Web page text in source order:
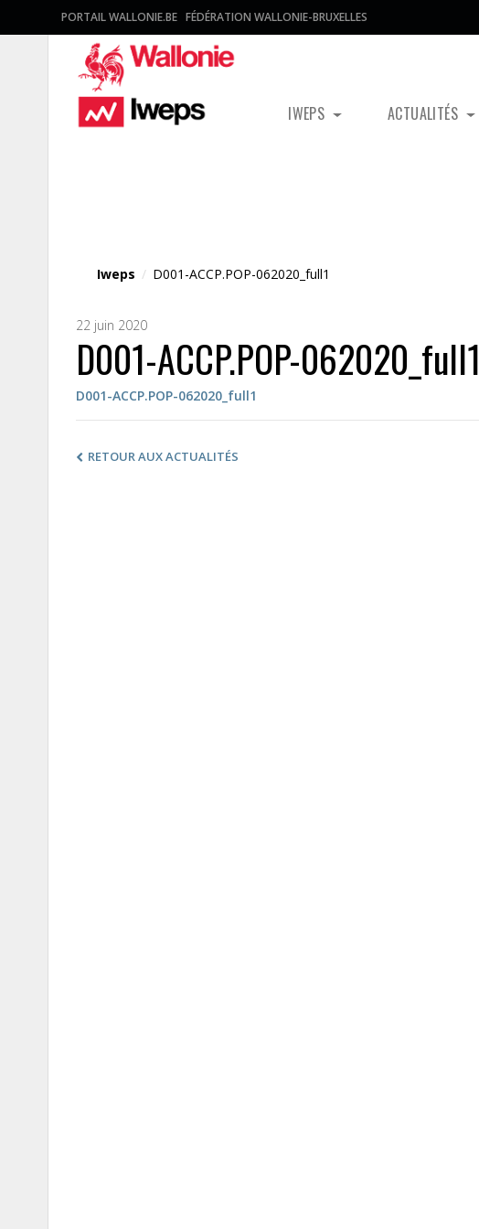
PORTAIL WALLONIE.BE FÉDÉRATION WALLONIE-BRUXELLES
IWEPS ACTUALITÉS
Iweps / D001-ACCP.POP-062020_full1
22 juin 2020
D001-ACCP.POP-062020_full1
D001-ACCP.POP-062020_full1
RETOUR AUX ACTUALITÉS